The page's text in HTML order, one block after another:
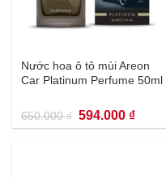
Nước hoa ô tô mùi Areon
Car Platinum Perfume 50ml
650.000₫ Giá
gốc
là:
594.000 ₫Giá
hiện
tại